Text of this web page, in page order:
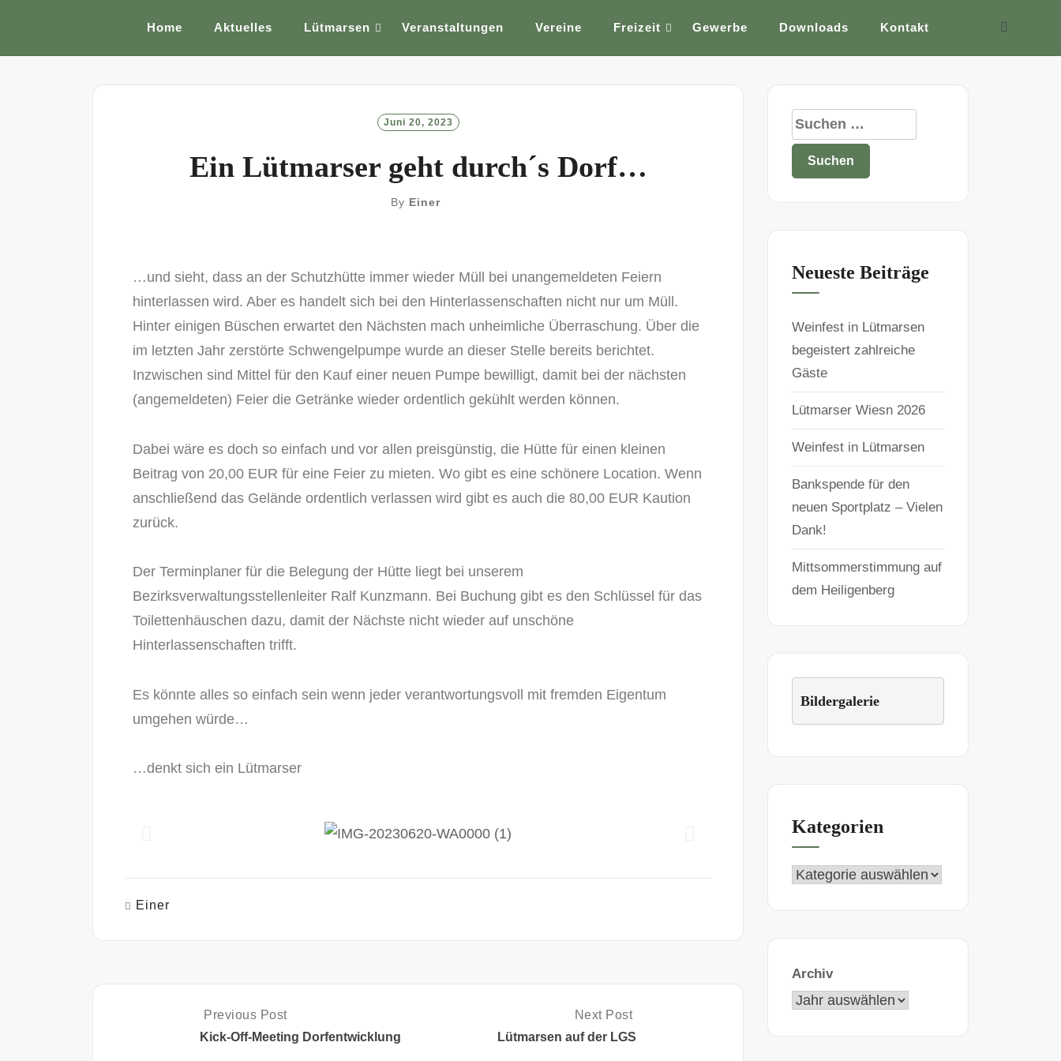
Home Aktuelles Lütmarsen Veranstaltungen Vereine Freizeit Gewerbe Downloads Kontakt
Juni 20, 2023
Ein Lütmarser geht durch´s Dorf…
By Einer
…und sieht, dass an der Schutzhütte immer wieder Müll bei unangemeldeten Feiern
hinterlassen wird. Aber es handelt sich bei den Hinterlassenschaften nicht nur um Müll.
Hinter einigen Büschen erwartet den Nächsten mach unheimliche Überraschung. Über die
im letzten Jahr zerstörte Schwengelpumpe wurde an dieser Stelle bereits berichtet.
Inzwischen sind Mittel für den Kauf einer neuen Pumpe bewilligt, damit bei der nächsten
(angemeldeten) Feier die Getränke wieder ordentlich gekühlt werden können.
Dabei wäre es doch so einfach und vor allen preisgünstig, die Hütte für einen kleinen
Beitrag von 20,00 EUR für eine Feier zu mieten. Wo gibt es eine schönere Location. Wenn
anschließend das Gelände ordentlich verlassen wird gibt es auch die 80,00 EUR Kaution
zurück.
Der Terminplaner für die Belegung der Hütte liegt bei unserem
Bezirksverwaltungsstellenleiter Ralf Kunzmann. Bei Buchung gibt es den Schlüssel für das
Toilettenhäuschen dazu, damit der Nächste nicht wieder auf unschöne
Hinterlassenschaften trifft.
Es könnte alles so einfach sein wenn jeder verantwortungsvoll mit fremden Eigentum
umgehen würde…
…denkt sich ein Lütmarser
Einer
Previous Post
Kick-Off-Meeting Dorfentwicklung
Next Post
Lütmarsen auf der LGS
Neueste Beiträge
Weinfest in Lütmarsen
begeistert zahlreiche
Gäste
Lütmarser Wiesn 2026
Weinfest in Lütmarsen
Bankspende für den
neuen Sportplatz – Vielen
Dank!
Mittsommerstimmung auf
dem Heiligenberg
Bildergalerie
Kategorien
Archiv